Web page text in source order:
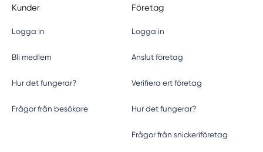
Kunder
Logga in
Bli medlem
Hur det fungerar?
Frågor från besökare
Företag
Logga in
Anslut företag
Verifiera ert företag
Hur det fungerar?
Frågor från snickeriföretag